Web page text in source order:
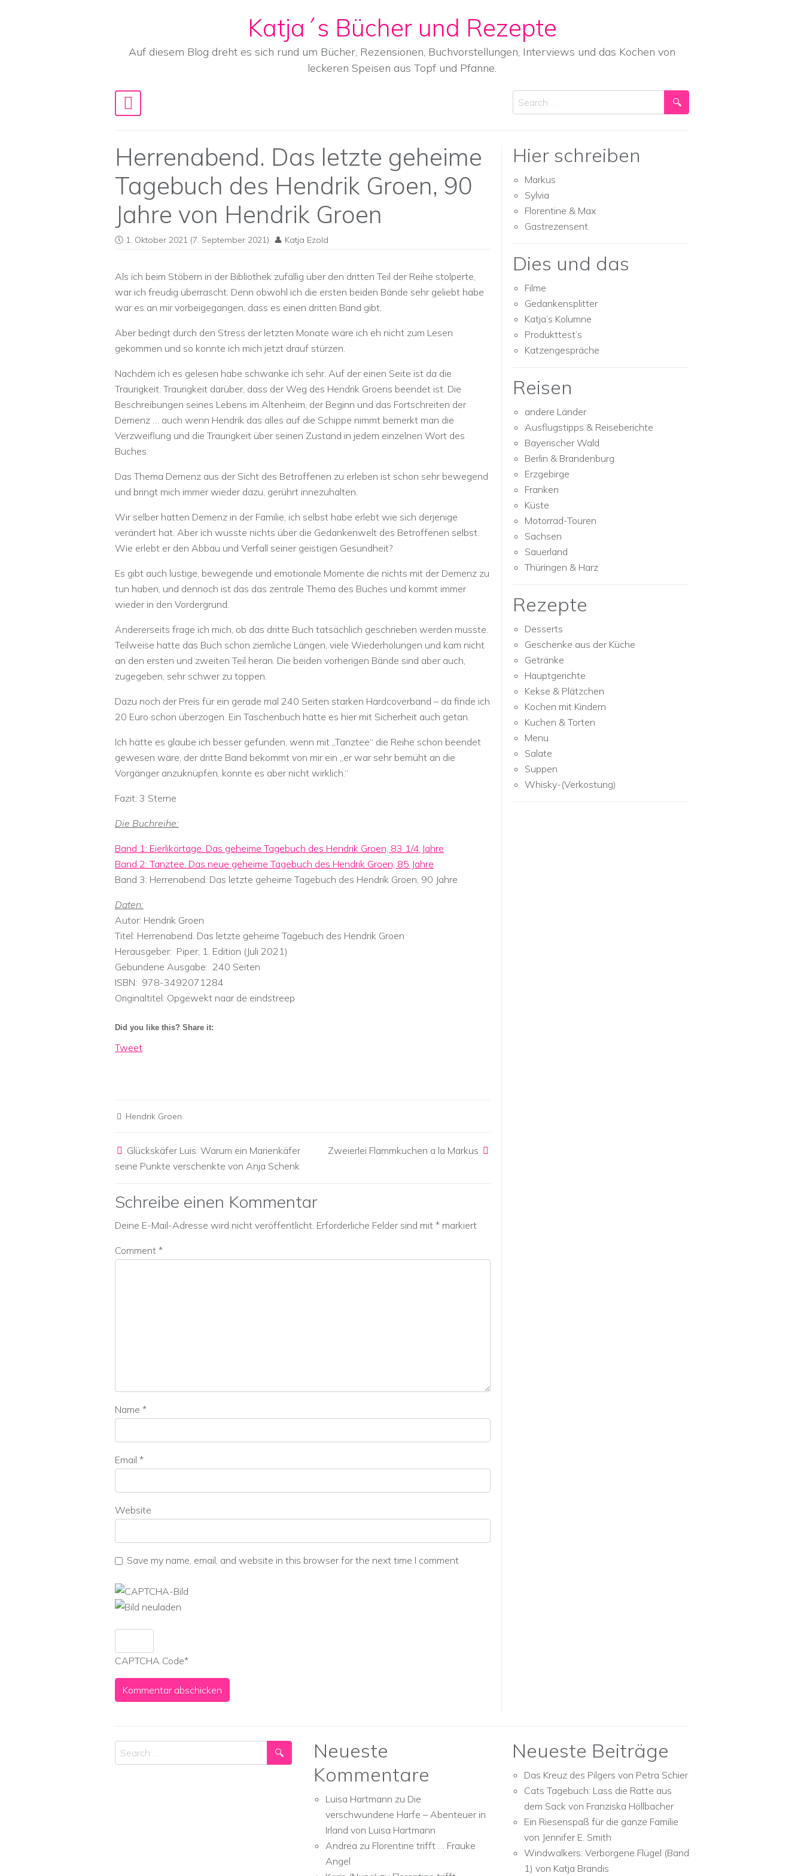
Katja´s Bücher und Rezepte
Auf diesem Blog dreht es sich rund um Bücher, Rezensionen, Buchvorstellungen, Interviews und das Kochen von
leckeren Speisen aus Topf und Pfanne.
Main Navigation
Search
Herrenabend. Das letzte geheime
Tagebuch des Hendrik Groen, 90
Jahre von Hendrik Groen
1. Oktober 2021 (7. September 2021) Katja Ezold
Als ich beim Stöbern in der Bibliothek zufällig über den dritten Teil der Reihe stolperte,
war ich freudig überrascht. Denn obwohl ich die ersten beiden Bände sehr geliebt habe
war es an mir vorbeigegangen, dass es einen dritten Band gibt.
Aber bedingt durch den Stress der letzten Monate wäre ich eh nicht zum Lesen
gekommen und so konnte ich mich jetzt drauf stürzen.
Nachdem ich es gelesen habe schwanke ich sehr. Auf der einen Seite ist da die
Traurigkeit. Traurigkeit darüber, dass der Weg des Hendrik Groens beendet ist. Die
Beschreibungen seines Lebens im Altenheim, der Beginn und das Fortschreiten der
Demenz … auch wenn Hendrik das alles auf die Schippe nimmt bemerkt man die
Verzweiflung und die Traurigkeit über seinen Zustand in jedem einzelnen Wort des
Buches.
Das Thema Demenz aus der Sicht des Betroffenen zu erleben ist schon sehr bewegend
und bringt mich immer wieder dazu, gerührt innezuhalten.
Wir selber hatten Demenz in der Familie, ich selbst habe erlebt wie sich derjenige
verändert hat. Aber ich wusste nichts über die Gedankenwelt des Betroffenen selbst.
Wie erlebt er den Abbau und Verfall seiner geistigen Gesundheit?
Es gibt auch lustige, bewegende und emotionale Momente die nichts mit der Demenz zu
tun haben, und dennoch ist das das zentrale Thema des Buches und kommt immer
wieder in den Vordergrund.
Andererseits frage ich mich, ob das dritte Buch tatsächlich geschrieben werden musste.
Teilweise hatte das Buch schon ziemliche Längen, viele Wiederholungen und kam nicht
an den ersten und zweiten Teil heran. Die beiden vorherigen Bände sind aber auch,
zugegeben, sehr schwer zu toppen.
Dazu noch der Preis für ein gerade mal 240 Seiten starken Hardcoverband – da finde ich
20 Euro schon überzogen. Ein Taschenbuch hätte es hier mit Sicherheit auch getan.
Ich hätte es glaube ich besser gefunden, wenn mit „Tanztee“ die Reihe schon beendet
gewesen wäre, der dritte Band bekommt von mir ein „er war sehr bemüht an die
Vorgänger anzuknüpfen, konnte es aber nicht wirklich.“
Fazit: 3 Sterne
Die Buchreihe:
Band 1: Eierlikörtage. Das geheime Tagebuch des Hendrik Groen, 83 1/4 Jahre
Band 2: Tanztee. Das neue geheime Tagebuch des Hendrik Groen, 85 Jahre
Band 3: Herrenabend. Das letzte geheime Tagebuch des Hendrik Groen, 90 Jahre
Daten:
Autor: Hendrik Groen
Titel: Herrenabend. Das letzte geheime Tagebuch des Hendrik Groen
Herausgeber: ‎ Piper; 1. Edition (Juli 2021)
Gebundene Ausgabe: ‎ 240 Seiten
ISBN: ‎ 978-3492071284
Originaltitel: Opgewekt naar de eindstreep
Did you like this? Share it:
Tweet
Hendrik Groen
Post navigation
Glückskäfer Luis: Warum ein Marienkäfer
seine Punkte verschenkte von Anja Schenk
Zweierlei Flammkuchen a la Markus
Schreibe einen Kommentar
Deine E-Mail-Adresse wird nicht veröffentlicht. Erforderliche Felder sind mit * markiert
Comment *
Name *
Email *
Website
Save my name, email, and website in this browser for the next time I comment
CAPTCHA Code*
Hier schreiben
Markus
Sylvia
Florentine & Max
Gastrezensent
Dies und das
Filme
Gedankensplitter
Katja’s Kolumne
Produkttest’s
Katzengespräche
Reisen
andere Länder
Ausflugstipps & Reiseberichte
Bayerischer Wald
Berlin & Brandenburg
Erzgebirge
Franken
Küste
Motorrad-Touren
Sachsen
Sauerland
Thüringen & Harz
Rezepte
Desserts
Geschenke aus der Küche
Getränke
Hauptgerichte
Kekse & Plätzchen
Kochen mit Kindern
Kuchen & Torten
Menu
Salate
Suppen
Whisky-(Verkostung)
Search
Neueste
Kommentare
Luisa Hartmann zu Die
verschwundene Harfe – Abenteuer in
Irland von Luisa Hartmann
Andrea zu Florentine trifft … Frauke
Angel
Neueste Beiträge
Das Kreuz des Pilgers von Petra Schier
Cats Tagebuch: Lass die Ratte aus
dem Sack von Franziska Höllbacher
Ein Riesenspaß für die ganze Familie
von Jennifer E. Smith
Windwalkers: Verborgene Flügel (Band
1) von Katja Brandis